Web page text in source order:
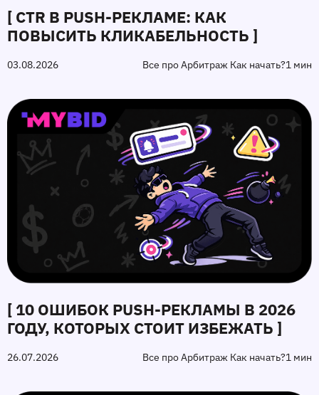
[ CTR В PUSH-РЕКЛАМЕ: КАК
ПОВЫСИТЬ КЛИКАБЕЛЬНОСТЬ ]
03.08.2026 Все про Арбитраж Как начать?1 мин
[ 10 ОШИБОК PUSH‑РЕКЛАМЫ В 2026
ГОДУ, КОТОРЫХ СТОИТ ИЗБЕЖАТЬ ]
26.07.2026 Все про Арбитраж Как начать?1 мин